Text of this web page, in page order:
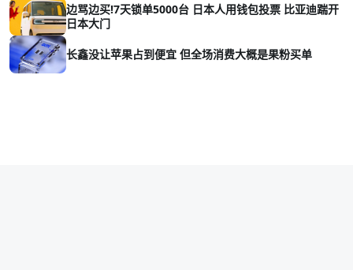
边骂边买!7天锁单5000台 日本人用钱包投票 比亚迪踹开
日本大门
长鑫没让苹果占到便宜 但全场消费大概是果粉买单